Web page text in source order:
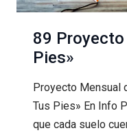
89
Pies»
Proyecto Mensual
Tus Pies» En Info
que cada suelo